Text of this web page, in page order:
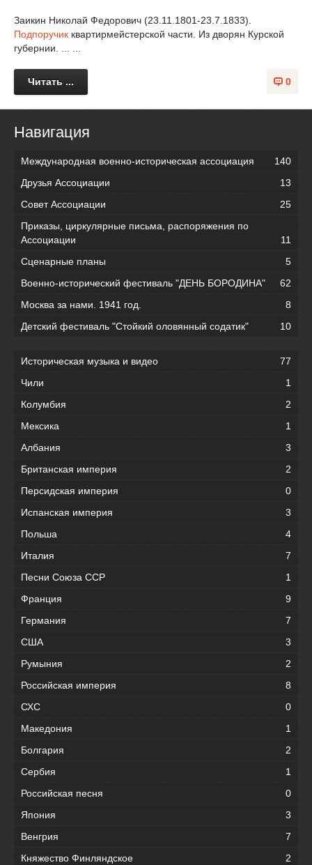
Заикин Николай Федорович (23.11.1801-23.7.1833).
Подпоручик квартирмейстерской части. Из дворян Курской
губернии. ... ...
0
Читать ...
Навигация
Международная военно-историческая ассоциация
140
Друзья Ассоциации
13
Совет Ассоциации
25
Приказы, циркулярные письма, распоряжения по
Ассоциации
11
Сценарные планы
5
Военно-исторический фестиваль "ДЕНЬ БОРОДИНА"
62
Москва за нами. 1941 год.
8
Детский фестиваль "Стойкий оловянный содатик"
10
Историческая музыка и видео
77
Чили
1
Колумбия
2
Мексика
1
Албания
3
Британская империя
2
Персидская империя
0
Испанская империя
3
Польша
4
Италия
7
Песни Союза ССР
1
Франция
9
Германия
7
США
3
Румыния
2
Российская империя
8
СХС
0
Македония
1
Болгария
2
Сербия
1
Российская песня
0
Япония
3
Венгрия
7
Княжество Финляндское
2